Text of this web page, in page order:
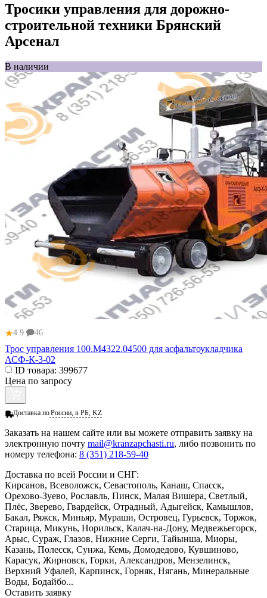
Тросики управления для дорожно-
строительной техники Брянский
Арсенал
В наличии
★4.9 46
Трос управления 100.М4322.04500 для асфальтоукладчика
АСФ-К-3-02
ID товара: 399677
Цена по запросу
Доставка поРоссии, в РБ, KZ
Заказать на нашем сайте или вы можете отправить заявку на
электронную почту mail@kranzapchasti.ru, либо позвонить по
номеру телефона: 8 (351) 218-59-40
Доставка по всей России и СНГ:
Кирсанов, Всеволожск, Севастополь, Канаш, Спасск,
Орехово-Зуево, Рославль, Пинск, Малая Вишера, Светлый,
Плёс, Зверево, Гвардейск, Отрадный, Адыгейск, Камышлов,
Бакал, Ряжск, Миньяр, Мураши, Островец, Гурьевск, Торжок,
Старица, Микунь, Норильск, Калач-на-Дону, Медвежьегорск,
Арыс, Сураж, Глазов, Нижние Серги, Тайынша, Миоры,
Казань, Полесск, Сунжа, Кемь, Домодедово, Кувшиново,
Карасук, Жирновск, Горки, Александров, Мензелинск,
Верхний Уфалей, Карпинск, Горняк, Нягань, Минеральные
Воды, Бодайбо...
Оставить заявку